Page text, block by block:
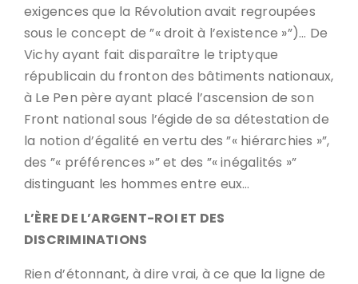
exigences que la Révolution avait regroupées
sous le concept de ”« droit à l’existence »”)… De
Vichy ayant fait disparaître le triptyque
républicain du fronton des bâtiments nationaux,
à Le Pen père ayant placé l’ascension de son
Front national sous l’égide de sa détestation de
la notion d’égalité en vertu des ”« hiérarchies »”,
des ”« préférences »” et des ”« inégalités »”
distinguant les hommes entre eux…
L’ÈRE DE L’ARGENT-ROI ET DES
DISCRIMINATIONS
Rien d’étonnant, à dire vrai, à ce que la ligne de